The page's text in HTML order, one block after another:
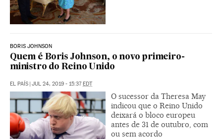
BORIS JOHNSON
Quem é Boris Johnson, o novo primeiro-
ministro do Reino Unido
EL PAÍS | JUL 24, 2019 - 15:37EDT
O sucessor da Theresa May
indicou que o Reino Unido
deixará o bloco europeu
antes de 31 de outubro, com
ou sem acordo